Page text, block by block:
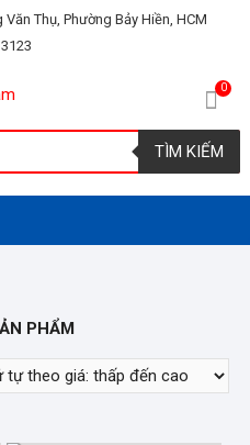
Thụ, Phường Bảy Hiền, HCM
0
TÌM KIẾM
PHẨM